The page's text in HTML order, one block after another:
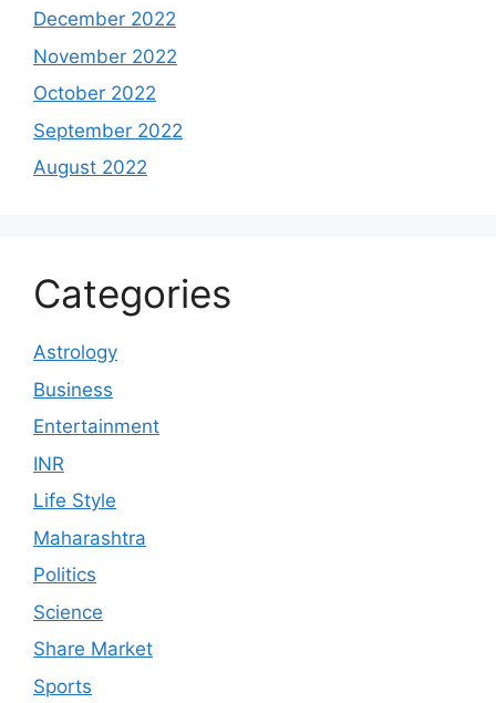
December 2022
November 2022
October 2022
September 2022
August 2022
Categories
Astrology
Business
Entertainment
INR
Life Style
Maharashtra
Politics
Science
Share Market
Sports